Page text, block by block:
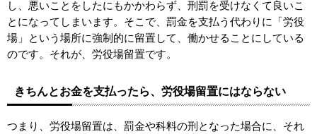
し、悪いことをしたにもかかわらず、刑罰を受けなくて良いこ
とになってしまいます。そこで、罰金を支払う代わりに「労役
場」という場所に強制的に留置して、働かせることにしている
のです。それが、労役場留置です。
きちんとお金を支払ったら、労役場留置にはならない
つまり、労役場留置は、罰金や科料の刑となった場合に、それ